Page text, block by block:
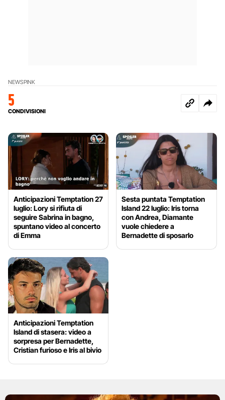
NEWSPINK
5
CONDIVISIONI
Anticipazioni Temptation 27
luglio: Lory si rifiuta di
seguire Sabrina in bagno,
spuntano video al concerto
di Emma
Sesta puntata Temptation
Island 22 luglio: Iris torna
con Andrea, Diamante
vuole chiedere a
Bernadette di sposarlo
Anticipazioni Temptation
Island di stasera: video a
sorpresa per Bernadette,
Cristian furioso e Iris al bivio